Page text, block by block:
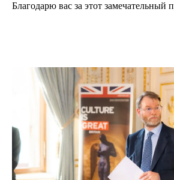
Благодарю вас за этот замечательный